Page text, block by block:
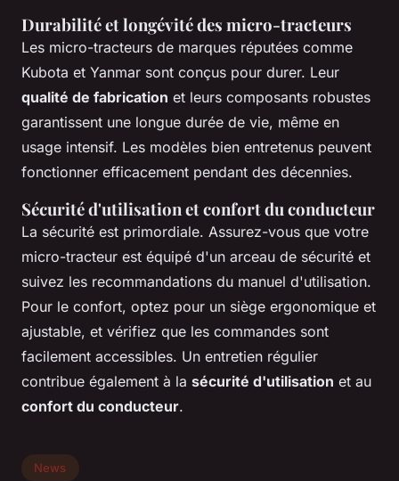
Durabilité et longévité des micro-tracteurs
Les micro-tracteurs de marques réputées comme
Kubota et Yanmar sont conçus pour durer. Leur
qualité de fabrication et leurs composants robustes
garantissent une longue durée de vie, même en
usage intensif. Les modèles bien entretenus peuvent
fonctionner efficacement pendant des décennies.
Sécurité d'utilisation et confort du conducteur
La sécurité est primordiale. Assurez-vous que votre
micro-tracteur est équipé d'un arceau de sécurité et
suivez les recommandations du manuel d'utilisation.
Pour le confort, optez pour un siège ergonomique et
ajustable, et vérifiez que les commandes sont
facilement accessibles. Un entretien régulier
contribue également à la sécurité d'utilisation et au
confort du conducteur.
News